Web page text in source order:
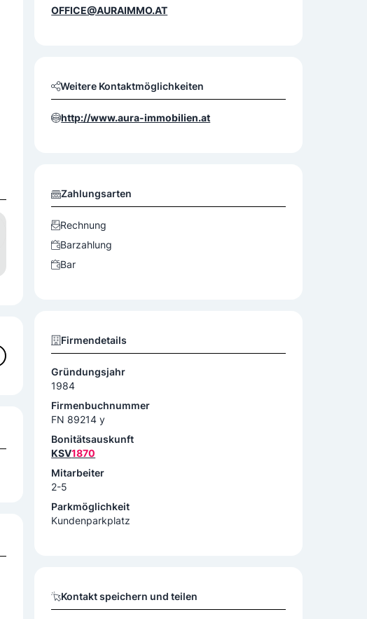
OFFICE@AURAIMMO.AT
Weitere Kontaktmöglichkeiten
http://www.aura-immobilien.at
Zahlungsarten
Rechnung
Barzahlung
Bar
Firmendetails
Gründungsjahr
1984
Firmenbuchnummer
FN 89214 y
Bonitätsauskunft
KSV1870
Mitarbeiter
2-5
Parkmöglichkeit
Kundenparkplatz
Kontakt speichern und teilen